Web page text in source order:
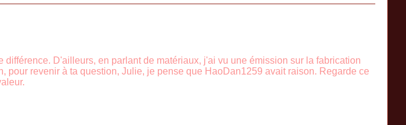
D'ailleurs, en parlant de matériaux, j'ai vu une émission sur la fabrication
pour revenir à ta question, Julie, je pense que HaoDan1259 avait raison. Regarde ce